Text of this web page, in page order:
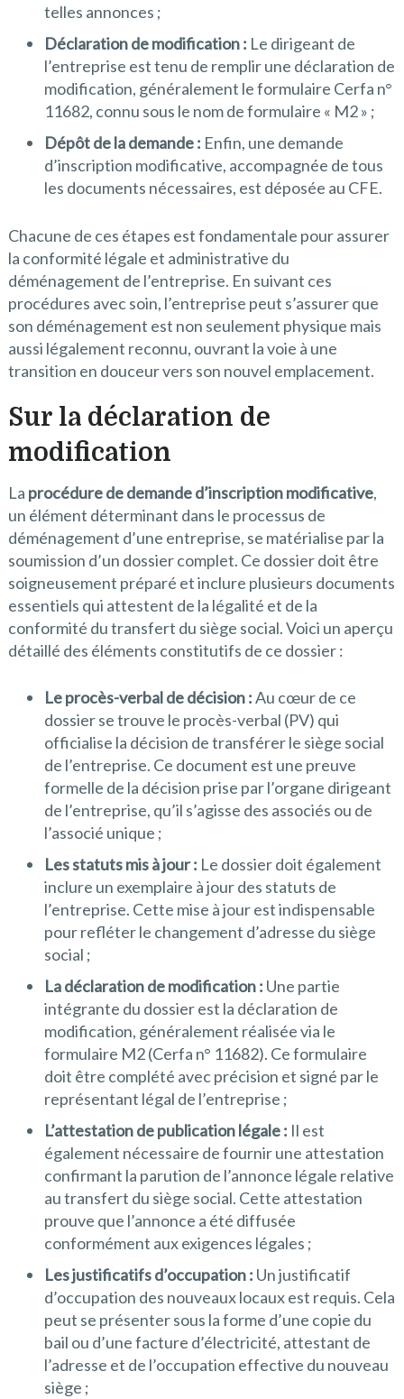
telles annonces ;
Déclaration de modification : Le dirigeant de
l’entreprise est tenu de remplir une déclaration de
modification, généralement le formulaire Cerfa n°
11682, connu sous le nom de formulaire « M2 » ;
Dépôt de la demande : Enfin, une demande
d’inscription modificative, accompagnée de tous
les documents nécessaires, est déposée au CFE.
Chacune de ces étapes est fondamentale pour assurer
la conformité légale et administrative du
déménagement de l’entreprise. En suivant ces
procédures avec soin, l’entreprise peut s’assurer que
son déménagement est non seulement physique mais
aussi légalement reconnu, ouvrant la voie à une
transition en douceur vers son nouvel emplacement.
Sur la déclaration de
modification
La procédure de demande d’inscription modificative,
un élément déterminant dans le processus de
déménagement d’une entreprise, se matérialise par la
soumission d’un dossier complet. Ce dossier doit être
soigneusement préparé et inclure plusieurs documents
essentiels qui attestent de la légalité et de la
conformité du transfert du siège social. Voici un aperçu
détaillé des éléments constitutifs de ce dossier :
Le procès-verbal de décision :Au cœur de ce
dossier se trouve le procès-verbal (PV) qui
officialise la décision de transférer le siège social
de l’entreprise. Ce document est une preuve
formelle de la décision prise par l’organe dirigeant
de l’entreprise, qu’il s’agisse des associés ou de
l’associé unique ;
Les statuts mis à jour : Le dossier doit également
inclure un exemplaire à jour des statuts de
l’entreprise. Cette mise à jour est indispensable
pour refléter le changement d’adresse du siège
social ;
La déclaration de modification : Une partie
intégrante du dossier est la déclaration de
modification, généralement réalisée via le
formulaire M2 (Cerfa n° 11682). Ce formulaire
doit être complété avec précision et signé par le
représentant légal de l’entreprise ;
L’attestation de publication légale : Il est
également nécessaire de fournir une attestation
confirmant la parution de l’annonce légale relative
au transfert du siège social. Cette attestation
prouve que l’annonce a été diffusée
conformément aux exigences légales ;
Les justificatifs d’occupation : Un justificatif
d’occupation des nouveaux locaux est requis. Cela
peut se présenter sous la forme d’une copie du
bail ou d’une facture d’électricité, attestant de
l’adresse et de l’occupation effective du nouveau
siège ;